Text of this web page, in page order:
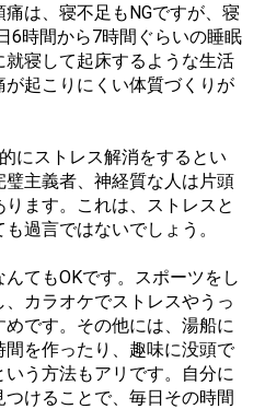
は、寝不足もNGですが、寝
6時間から7時間ぐらいの睡眠
寝して起床するような生活
起こりにくい体質づくりが
にストレス解消をするとい
主義者、神経質な人は片頭
ます。これは、ストレスと
過言ではないでしょう。
てもOKです。スポーツをし
カラオケでストレスやうっ
です。その他には、湯船に
を作ったり、趣味に没頭で
う方法もアリです。自分に
けることで、毎日その時間